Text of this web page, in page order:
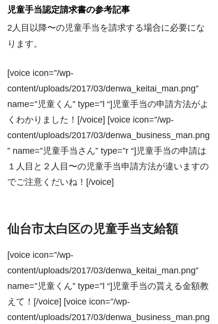
児童手当認定請求書の参考記事
2人目以降〜の児童手当を請求する場合に必要にな
ります。
[voice icon=”/wp-
content/uploads/2017/03/denwa_keitai_man.png”
name=”児童くん” type=”l “]児童手当の申請方法がよ
くわかりました！[/voice] [voice icon=”/wp-
content/uploads/2017/03/denwa_business_man.png
” name=”児童手当さん” type=”r “]児童手当の申請は
１人目と２人目〜の児童手当申請方法が違いますの
でご注意くだいね！[/voice]
仙台市太白区の児童手当支給額
[voice icon=”/wp-
content/uploads/2017/03/denwa_keitai_man.png”
name=”児童くん” type=”l “]児童手当の貰える金額教
えて！[/voice] [voice icon=”/wp-
content/uploads/2017/03/denwa_business_man.png